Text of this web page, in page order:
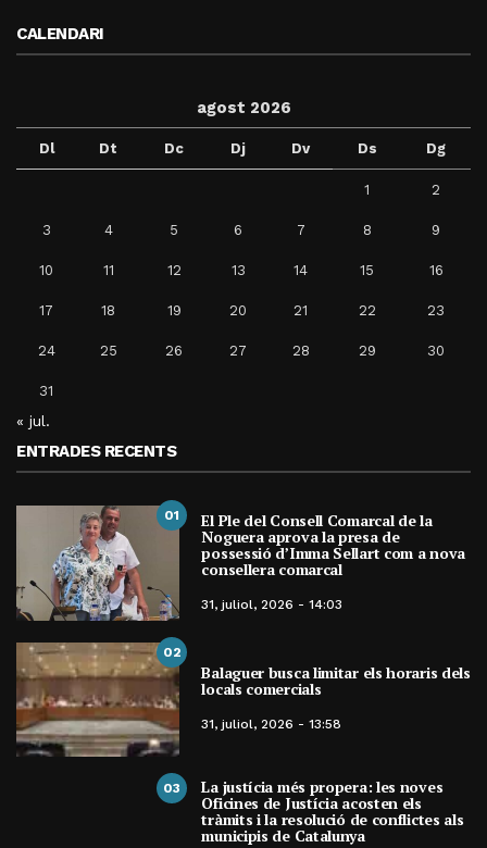
CALENDARI
agost 2026
Dl Dt Dc Dj Dv Ds Dg
1 2
3 4 5 6 7 8 9
10 11 12 13 14 15 16
17 18 19 20 21 22 23
24 25 26 27 28 29 30
31
« jul.
ENTRADES RECENTS
01 El Ple del Consell Comarcal de la
Noguera aprova la presa de
possessió d’Imma Sellart com a nova
consellera comarcal
31, juliol, 2026 - 14:03
02
Balaguer busca limitar els horaris dels
locals comercials
31, juliol, 2026 - 13:58
03 La justícia més propera: les noves
Oficines de Justícia acosten els
tràmits i la resolució de conflictes als
municipis de Catalunya